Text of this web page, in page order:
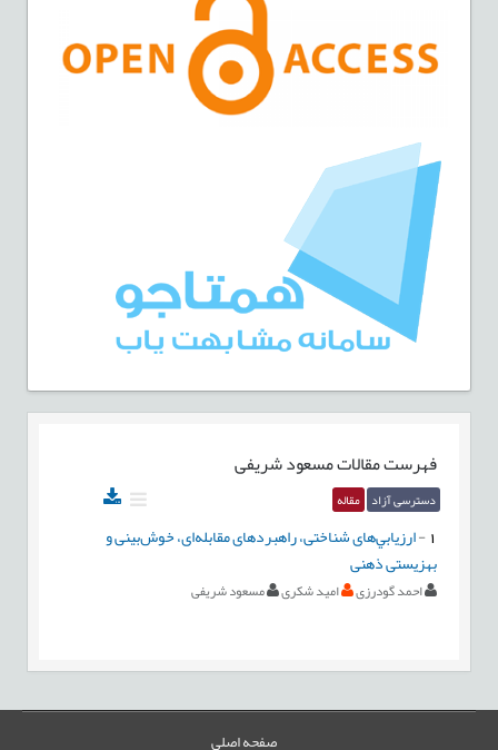
فهرست مقالاتمسعود شریفی
دسترسی آزاد مقاله
-ارزیابي‌های شناختی، راهبردهای مقابله‌ای، خوش‌بینی و
بهزیستی ذهنی
احمد گودرزی امید شکری مسعود شریفی
صفحه اصلی